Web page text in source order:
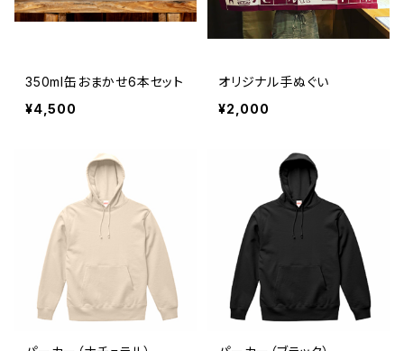
350ml缶おまかせ6本セット
¥4,500
オリジナル手ぬぐい
¥2,000